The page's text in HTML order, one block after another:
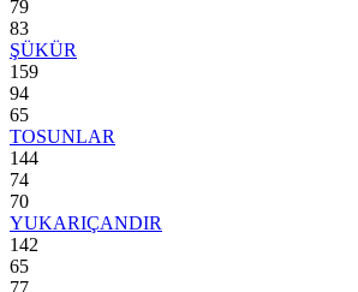
79
83
ŞÜKÜR
159
94
65
TOSUNLAR
144
74
70
YUKARIÇANDIR
142
65